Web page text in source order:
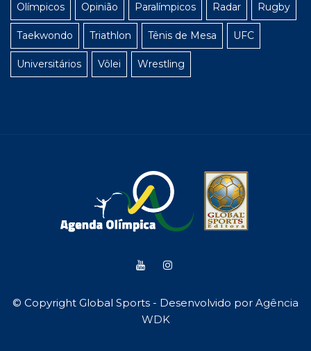
Olímpicos Opinião Paralímpicos Radar Rugby
Taekwondo Triathlon Tênis de Mesa UFC
Universitários Vôlei Wrestling
© Copyright Global Sports - Desenvolvido por Agência
WDK